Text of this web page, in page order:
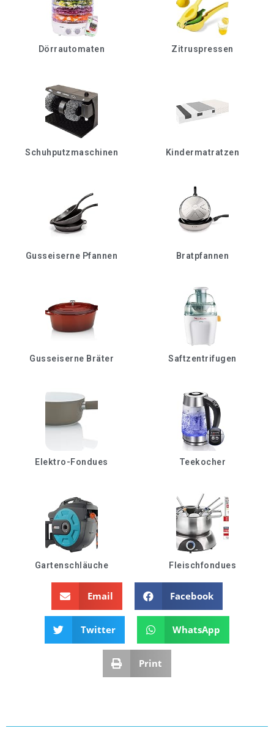
Dörrautomaten Zitruspressen
Schuhputzmaschinen Kindermatratzen
Gusseiserne Pfannen Bratpfannen
Gusseiserne Bräter Saftzentrifugen
Elektro-Fondues Teekocher
Gartenschläuche Fleischfondues
Email Facebook
Twitter WhatsApp
Print